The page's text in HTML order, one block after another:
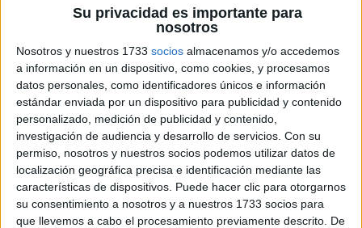
Su privacidad es importante para
nosotros
Nosotros y nuestros 1733 socios almacenamos y/o accedemos
a información en un dispositivo, como cookies, y procesamos
datos personales, como identificadores únicos e información
estándar enviada por un dispositivo para publicidad y contenido
personalizado, medición de publicidad y contenido,
investigación de audiencia y desarrollo de servicios. Con su
permiso, nosotros y nuestros socios podemos utilizar datos de
localización geográfica precisa e identificación mediante las
características de dispositivos. Puede hacer clic para otorgarnos
su consentimiento a nosotros y a nuestros 1733 socios para
que llevemos a cabo el procesamiento previamente descrito. De